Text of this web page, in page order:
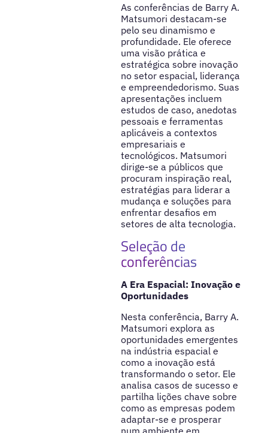
As conferências de Barry A.
Matsumori destacam-se
pelo seu dinamismo e
profundidade. Ele oferece
uma visão prática e
estratégica sobre inovação
no setor espacial, liderança
e empreendedorismo. Suas
apresentações incluem
estudos de caso, anedotas
pessoais e ferramentas
aplicáveis a contextos
empresariais e
tecnológicos. Matsumori
dirige-se a públicos que
procuram inspiração real,
estratégias para liderar a
mudança e soluções para
enfrentar desafios em
setores de alta tecnologia.
Seleção de
conferências
A Era Espacial: Inovação e
Oportunidades
Nesta conferência, Barry A.
Matsumori explora as
oportunidades emergentes
na indústria espacial e
como a inovação está
transformando o setor. Ele
analisa casos de sucesso e
partilha lições chave sobre
como as empresas podem
adaptar-se e prosperar